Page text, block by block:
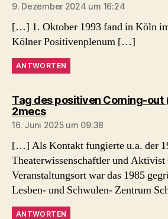
9. Dezember 2024 um 16:24
[…] 1. Oktober 1993 fand in Köln
Kölner Positivenplenum […]
ANTWORTEN
Tag des positiven Coming-out
2mecssagt:
16. Juni 2025 um 09:38
[…] Als Kontakt fungierte u.a. der
Theaterwissenschaftler und
Veranstaltungsort war das 1985
Lesben- und Schwulen- Zentrum
ANTWORTEN